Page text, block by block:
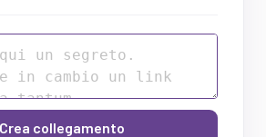
Crea collegamento